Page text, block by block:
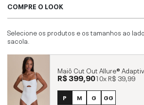
COMPRE O LOOK
Selecione os produtos e os tamanhos ao
sacola.
Maiô Cut Out Allure® Adaptiv
R$ 399,9010xR$ 39,99
P M G GG